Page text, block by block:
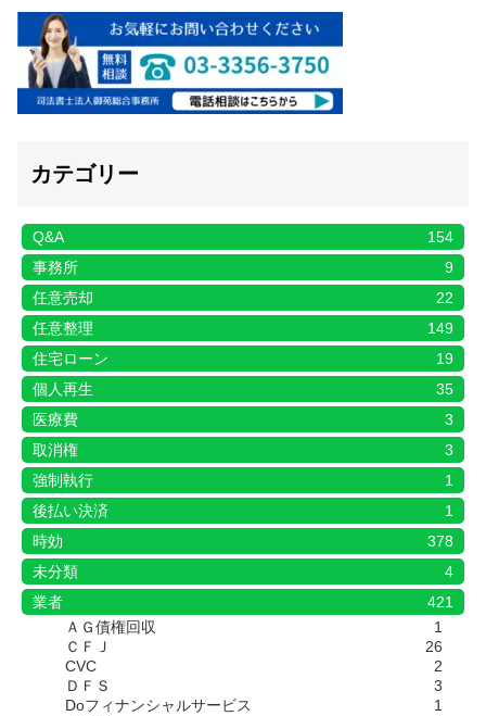
カテゴリー
Q&A
154
事務所
9
任意売却
22
任意整理
149
住宅ローン
19
個人再生
35
医療費
3
取消権
3
強制執行
1
後払い決済
1
時効
378
未分類
4
業者
421
ＡＧ債権回収
1
ＣＦＪ
26
CVC
2
ＤＦＳ
3
Doフィナンシャルサービス
1